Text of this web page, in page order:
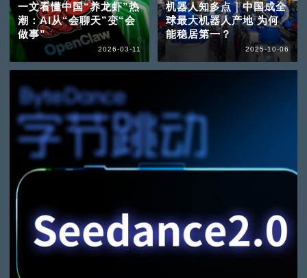
一文看懂中国“养龙虾”热
潮：AI从“会聊天”变“会
做事”
2026-03-11
机器人知多点｜中国成全
球最大机器人产地 为何
能稳居第一？
2025-10-06